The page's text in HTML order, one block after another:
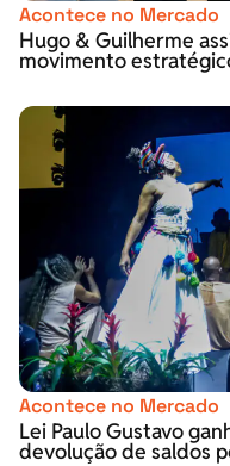
Acontece no Mercado
Hugo & Guilherme
movimento
Acontece no Mercado
Lei Paulo Gustavo
devolução de saldos